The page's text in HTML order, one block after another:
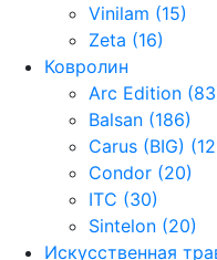
Vinilam (15)
Zeta (16)
Ковролин
Arc Edition
Balsan (186)
Carus (BIG)
Condor (20)
ITC (30)
Sintelon (20)
Искусственная